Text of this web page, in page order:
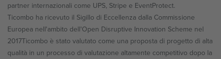
partner internazionali come UPS, Stripe e EventProtect.
Ticombo ha ricevuto il Sigillo di Eccellenza dalla Commissione
Europea nell'ambito dell'Open Disruptive Innovation Scheme nel
2017Ticombo è stato valutato come una proposta di progetto di alta
qualità in un processo di valutazione altamente competitivo dopo la